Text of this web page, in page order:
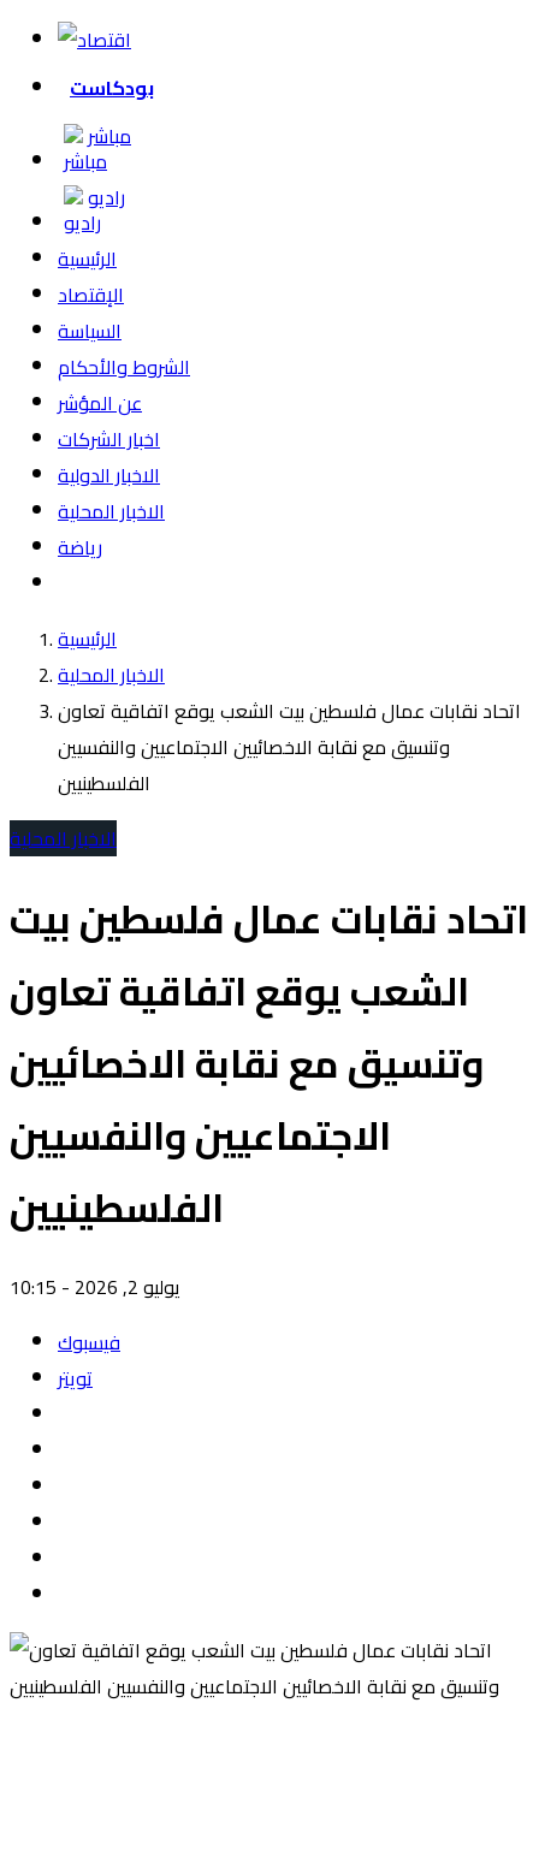
بودكاست
مباشر
راديو
الرئيسية
الإقتصاد
السياسة
الشروط والأحكام
عن المؤشر
اخبار الشركات
الاخبار الدولية
الاخبار المحلية
رياضة
الرئيسية
الاخبار المحلية
اتحاد نقابات عمال فلسطين بيت الشعب يوقع اتفاقية تعاون
وتنسيق مع نقابة الاخصائيين الاجتماعيين والنفسيين
الفلسطينيين
الاخبار المحلية
اتحاد نقابات عمال فلسطين بيت
الشعب يوقع اتفاقية تعاون
وتنسيق مع نقابة الاخصائيين
الاجتماعيين والنفسيين
الفلسطينيين
يوليو 2, 2026 - 10:15
فيسبوك
تويتر